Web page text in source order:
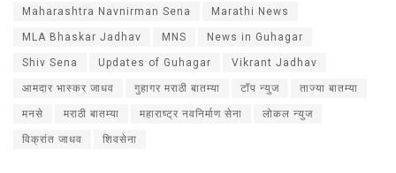
Maharashtra Navnirman Sena Marathi News
MLA Bhaskar Jadhav MNS News in Guhagar
Shiv Sena Updates of Guhagar Vikrant Jadhav
आमदार भास्कर जाधव गुहागर मराठी बातम्या टॉप न्युज ताज्या बातम्या
मनसे मराठी बातम्या महाराष्ट्र नवनिर्माण सेना लोकल न्युज
विक्रांत जाधव शिवसेना